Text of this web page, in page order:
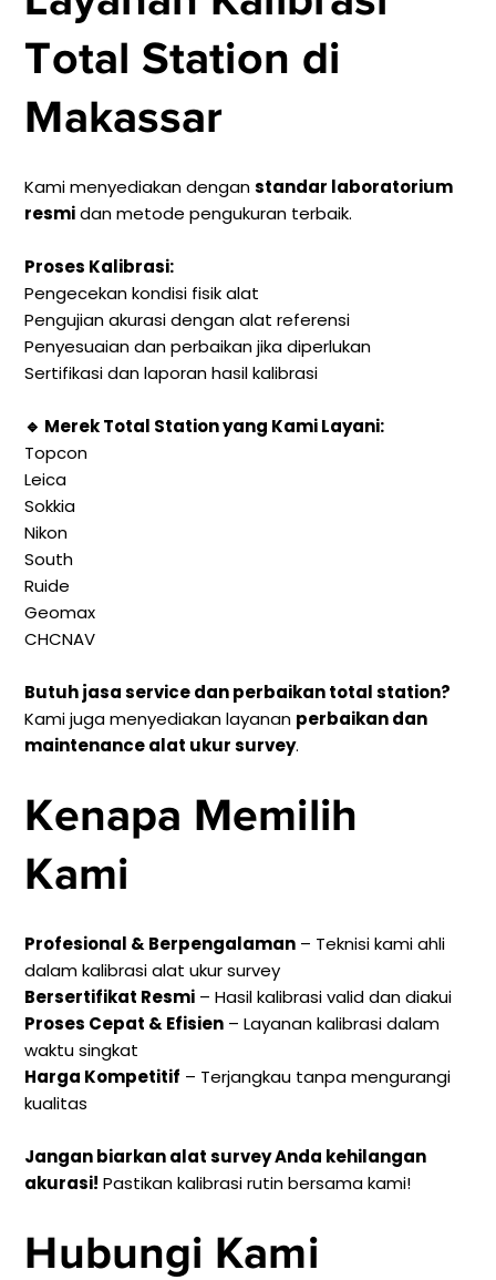
Total Station di
Makassar
Kami menyediakan denganstandar laboratorium
resmidan metode pengukuran terbaik.
Proses Kalibrasi:
Pengecekan kondisi fisik alat
Pengujian akurasi dengan alat referensi
Penyesuaian dan perbaikan jika diperlukan
Sertifikasi dan laporan hasil kalibrasi
🔹 Merek Total Station yang Kami Layani:
Topcon
Leica
Sokkia
Nikon
South
Ruide
Geomax
CHCNAV
Butuh jasa service dan perbaikan total station?
Kami juga menyediakan layanan perbaikan dan
maintenance alat ukur survey.
Kenapa Memilih
Kami
Profesional & Berpengalaman – Teknisi kami ahli
dalam kalibrasi alat ukur survey
Bersertifikat Resmi – Hasil kalibrasi valid dan diakui
Proses Cepat & Efisien – Layanan kalibrasi dalam
waktu singkat
Harga Kompetitif – Terjangkau tanpa mengurangi
kualitas
Jangan biarkan alat survey Anda kehilangan
akurasi! Pastikan kalibrasi rutin bersama kami!
Hubungi Kami